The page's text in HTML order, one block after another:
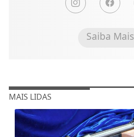
Saiba Mais
MAIS LIDAS